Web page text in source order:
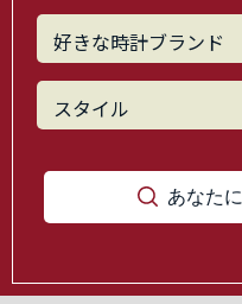
あなたに